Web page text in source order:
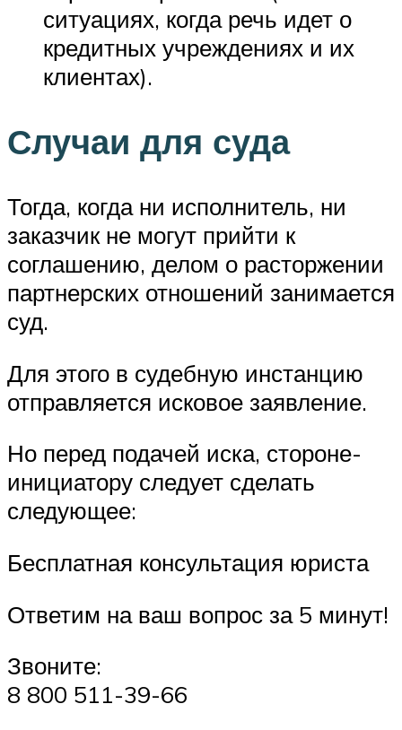
ситуациях, когда речь идет о
кредитных учреждениях и их
клиентах).
Случаи для суда
Тогда, когда ни исполнитель, ни
заказчик не могут прийти к
соглашению, делом о расторжении
партнерских отношений занимается
суд.
Для этого в судебную инстанцию
отправляется исковое заявление.
Но перед подачей иска, стороне-
инициатору следует сделать
следующее:
Бесплатная консультация юриста
Ответим на ваш вопрос за 5 минут!
Звоните:
8 800 511-39-66